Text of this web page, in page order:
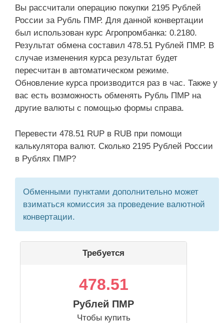
Вы рассчитали операцию покупки 2195 Рублей
России за Рубль ПМР. Для данной конвертации
был использован курс Агропромбанка: 0.2180.
Результат обмена составил 478.51 Рублей ПМР. В
случае изменения курса результат будет
пересчитан в автоматическом режиме.
Обновление курса производится раз в час. Также у
вас есть возможность обменять Рубль ПМР на
другие валюты с помощью формы справа.
Перевести 478.51 RUP в RUB при помощи
калькулятора валют. Сколько 2195 Рублей России
в Рублях ПМР?
Обменными пунктами дополнительно может
взиматься комиссия за проведение валютной
конвертации.
Требуется
478.51
Рублей ПМР
Чтобы купить